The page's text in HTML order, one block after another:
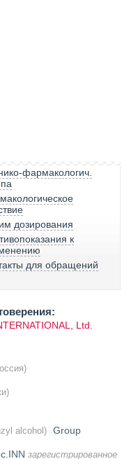
фармакологич.
дозирования
к
для обращений
Ltd.
alcohol) Group
зарегистрированное